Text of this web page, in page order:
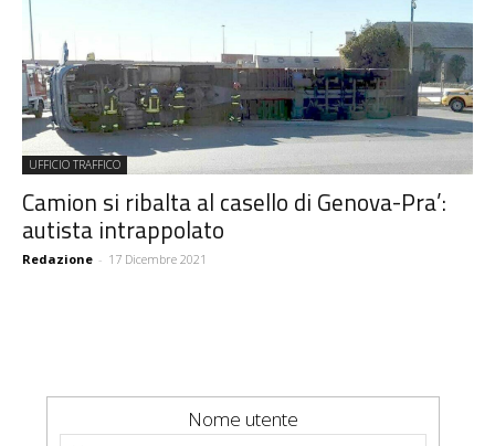
UFFICIO TRAFFICO
Camion si ribalta al casello di Genova-Pra’:
autista intrappolato
Redazione - 17 Dicembre 2021
Nome utente